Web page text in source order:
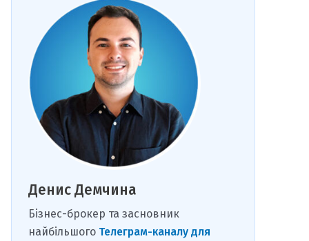
Денис Демчина
Бізнес-брокер та засновник
найбільшого Телеграм-каналу для